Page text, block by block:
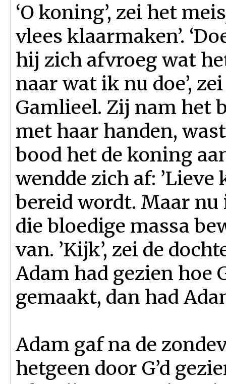
‘O koning’, zei het
vlees klaarmaken’.
hij zich afvroeg wat
naar wat ik nu doe’,
Gamlieel. Zij nam het
met haar handen,
bood het de koning
wendde zich af:
bereid wordt. Maar nu
die bloedige massa
van. ’Kijk’, zei de
Adam had gezien hoe
gemaakt, dan had
Adam gaf na de
hetgeen door G’d